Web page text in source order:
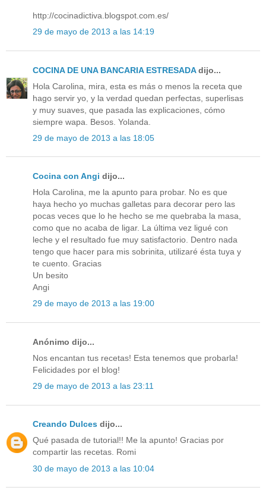
http://cocinadictiva.blogspot.com.es/
29 de mayo de 2013 a las 14:19
COCINA DE UNA BANCARIA ESTRESADAdijo...
Hola Carolina, mira, esta es más o menos la receta que
hago servir yo, y la verdad quedan perfectas, superlisas
y muy suaves, que pasada las explicaciones, cómo
siempre wapa. Besos. Yolanda.
29 de mayo de 2013 a las 18:05
Cocina con Angi dijo...
Hola Carolina, me la apunto para probar. No es que
haya hecho yo muchas galletas para decorar pero las
pocas veces que lo he hecho se me quebraba la masa,
como que no acaba de ligar. La última vez ligué con
leche y el resultado fue muy satisfactorio. Dentro nada
tengo que hacer para mis sobrinita, utilizaré ésta tuya y
te cuento. Gracias
Un besito
Angi
29 de mayo de 2013 a las 19:00
Anónimo dijo...
Nos encantan tus recetas! Esta tenemos que probarla!
Felicidades por el blog!
29 de mayo de 2013 a las 23:11
Creando Dulces dijo...
Qué pasada de tutorial!! Me la apunto! Gracias por
compartir las recetas. Romi
30 de mayo de 2013 a las 10:04